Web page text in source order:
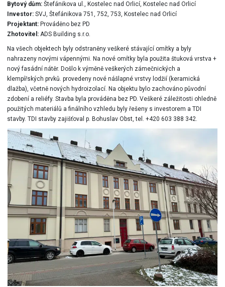
Bytový dům:Štefánikova ul., Kostelec nad Orlicí, Kostelec nad Orlicí
Investor:SVJ, Štefánikova 751, 752, 753, Kostelec nad Orlicí
Projektant:Prováděno bez PD
Zhotovitel:ADS Building s.r.o.
Na všech objektech byly odstraněny veškeré stávající omítky a byly
nahrazeny novými vápennými. Na nové omítky byla použita štuková vrstva +
nový fasádní nátěr. Došlo k výměně veškerých zámečnických a
klempířských prvků. provedeny nové nášlapné vrstvy lodžií (keramická
dlažba), včetně nových hydroizolací. Na objektu bylo zachováno původní
zdobení a reliéfy. Stavba byla prováděna bez PD. Veškeré záležitosti ohledně
použitých materiálů a finálního vzhledu byly řešeny s investorem a TDI
stavby. TDI stavby zajišťoval p. Bohuslav Obst, tel. +420 603 388 342.